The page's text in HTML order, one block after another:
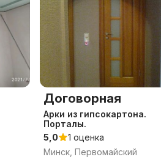
Договорная
Арки из гипсокартона.
Порталы.
5,0
1 оценка
Минск, Первомайский